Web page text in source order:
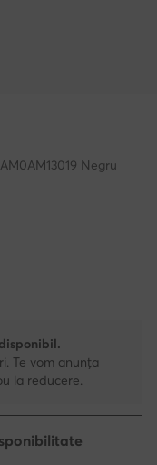
Negru
Te vom anunța
la reducere.